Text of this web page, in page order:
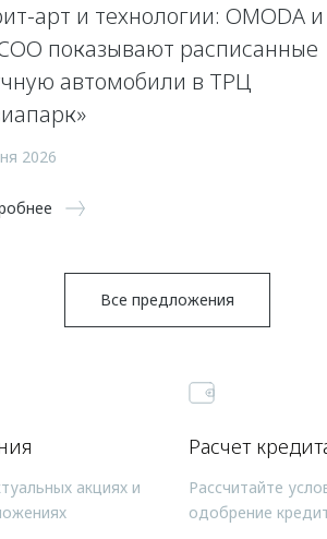
арт и технологии: OMODA и
показывают расписанные
автомобили в ТРЦ
2026
Все предложения
акциях и
Расчет
Рассчитайте
одобрение